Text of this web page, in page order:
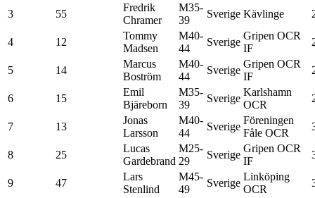
3 55
Fredrik
Chramer
M35-
39
Sverige Kävlinge
4 12
Tommy
Madsen
M40-
44
Sverige
Gripen OCR
IF
5 14
Marcus
Boström
M40-
44
Sverige
Gripen OCR
IF
6 15
Emil
Bjäreborn
M35-
39
Sverige
Karlshamn
OCR
7 13
Jonas
Larsson
M40-
44
Sverige
Föreningen
Fåle OCR
8 25
Lucas
Gardebrand
M25-
29
Sverige
Gripen OCR
IF
9 47
Lars
Stenlind
M45-
49
Sverige
Linköping
OCR